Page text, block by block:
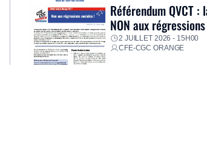
Référendum QVCT :
NON aux
2 JUILLET 2026 - 15H00
CFE-CGC ORANGE